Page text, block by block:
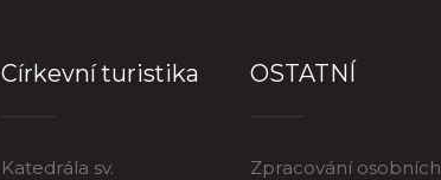
Církevní turistika
Katedrála sv.
OSTATNÍ
Zpracování osobních